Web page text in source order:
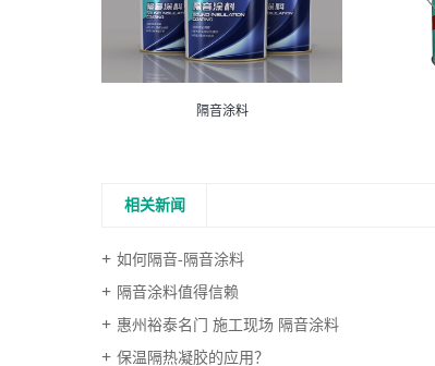
隔音涂料
相关新闻
如何隔音-隔音涂料
隔音涂料值得信赖
惠州裕泰名门 施工现场 隔音涂料
保温隔热凝胶的应用？